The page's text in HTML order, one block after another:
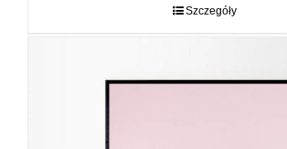
Szczegóły